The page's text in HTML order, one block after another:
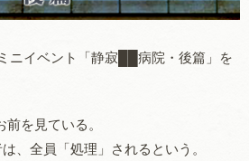
ニイベント「静寂██病院・後篇」を
を見ている。
、全員「処理」されるという。